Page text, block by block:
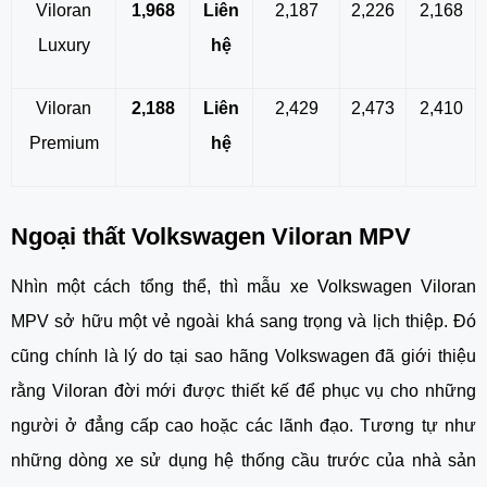
Viloran
Luxury
1,968
Liên
hệ
2,187 2,226 2,168
Viloran
Premium
2,188
Liên
hệ
2,429 2,473 2,410
Ngoại thất Volkswagen Viloran MPV
Nhìn một cách tổng thể, thì mẫu xe Volkswagen Viloran
MPV sở hữu một vẻ ngoài khá sang trọng và lịch thiệp. Đó
cũng chính là lý do tại sao hãng Volkswagen đã giới thiệu
rằng Viloran đời mới được thiết kế để phục vụ cho những
người ở đẳng cấp cao hoặc các lãnh đạo. Tương tự như
những dòng xe sử dụng hệ thống cầu trước của nhà sản